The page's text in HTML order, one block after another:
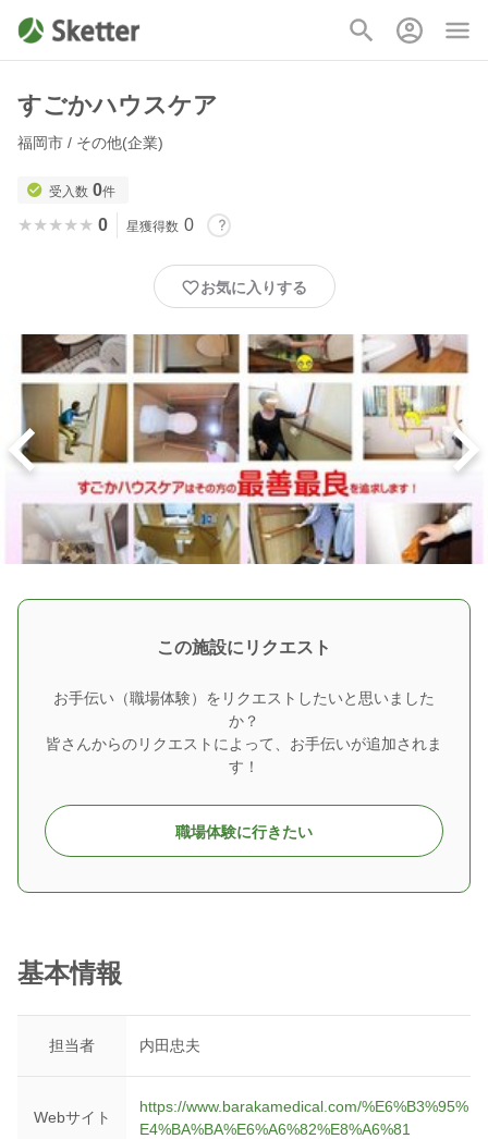
すごかハウスケア
福岡市 / その他(企業)
受入数 0件
★★★★★
★★★★★ 0 星獲得数 0
お気に入りする
この施設にリクエスト
お手伝い（職場体験）をリクエストしたいと思いました
か？
皆さんからのリクエストによって、お手伝いが追加されま
す！
職場体験に行きたい
基本情報
担当者 内田忠夫
Webサイト
https://www.barakamedical.com/%E6%B3%95%
E4%BA%BA%E6%A6%82%E8%A6%81